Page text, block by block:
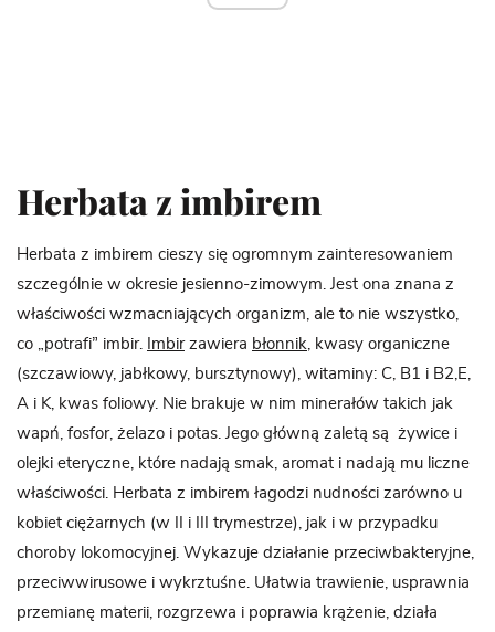
Herbata z imbirem
Herbata z imbirem cieszy się ogromnym zainteresowaniem
szczególnie w okresie jesienno-zimowym. Jest ona znana z
właściwości wzmacniających organizm, ale to nie wszystko,
co „potrafi” imbir.
Imbirzawiera błonnik , kwasy organiczne
(szczawiowy, jabłkowy, bursztynowy), witaminy: C, B1 i B2,E,
A i K, kwas foliowy. Nie brakuje w nim minerałów takich jak
wapń, fosfor, żelazo i potas. Jego główną zaletą są żywice i
olejki eteryczne, które nadają smak, aromat i nadają mu liczne
właściwości. Herbata z imbirem łagodzi nudności zarówno u
kobiet ciężarnych (w II i III trymestrze), jak i w przypadku
choroby lokomocyjnej. Wykazuje działanie przeciwbakteryjne,
przeciwwirusowe i wykrztuśne. Ułatwia trawienie, usprawnia
przemianę materii, rozgrzewa i poprawia krążenie, działa